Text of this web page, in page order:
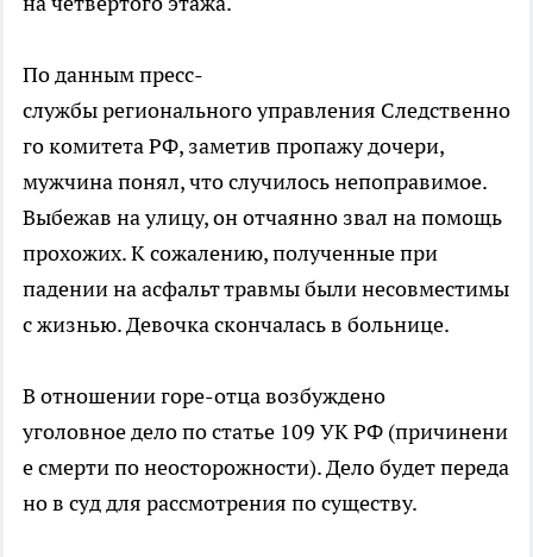
По данным пресс-
службы регионального управления Следственно
го комитета РФ, заметив пропажу дочери,
мужчина понял, что случилось непоправимое.
Выбежав на улицу, он отчаянно звал на помощь
прохожих. К сожалению, полученные при
падении на асфальт травмы были несовместимы
с жизнью. Девочка скончалась в больнице.
В отношении горе-отца возбуждено
уголовное дело по статье 109 УК РФ (причинени
е смерти по неосторожности). Дело будет переда
но в суд для рассмотрения по существу.